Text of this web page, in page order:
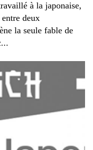
à la japonaise,
deux
la seule fable de